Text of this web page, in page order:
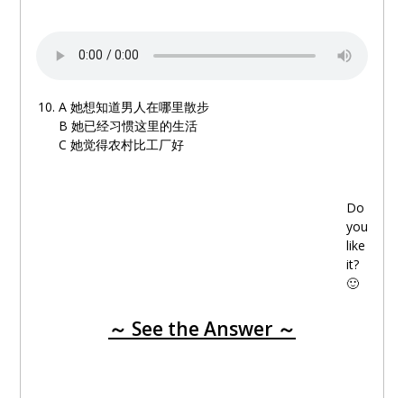
A 她想知道男人在哪里散步
B 她已经习惯这里的生活
C 她觉得农村比工厂好
Do
you
like
it?
🙂
～ See the Answer ～